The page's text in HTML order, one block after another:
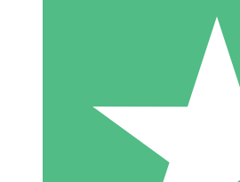
Individuelle
Zahlen Sie nach Bedarf mit
monatliche Verpflichtung